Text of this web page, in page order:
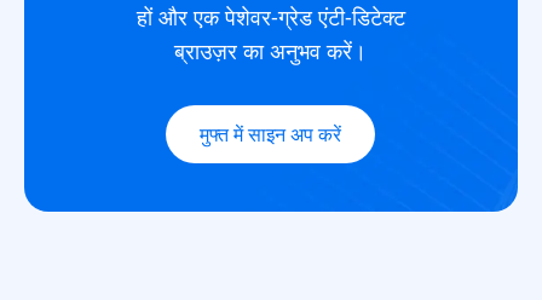
हों और एक पेशेवर-ग्रेड एंटी-डिटेक्ट
ब्राउज़र का अनुभव करें।
मुफ्त में साइन अप करें